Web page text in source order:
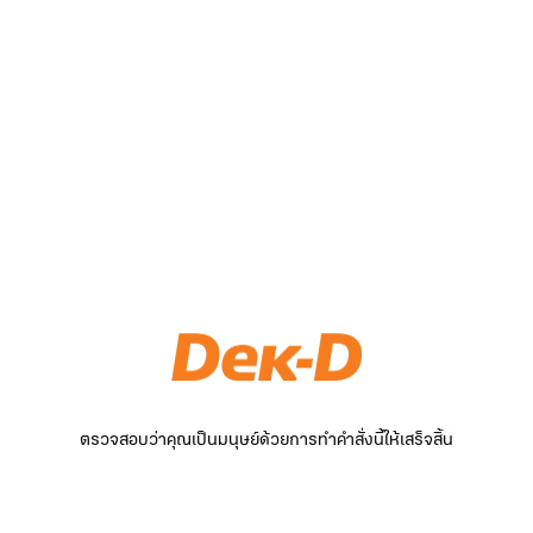
ตรวจสอบว่าคุณเป็นมนุษย์ด้วยการทำคำสั่งนี้ให้เสร็จสิ้น